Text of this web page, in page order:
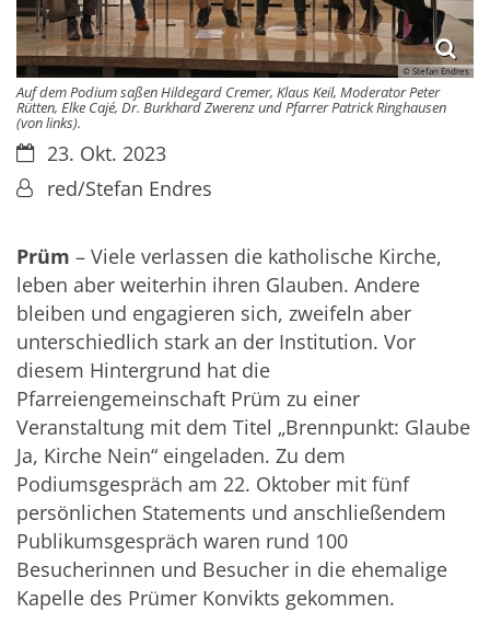
© Stefan Endres
Auf dem Podium saßen Hildegard Cremer, Klaus Keil, Moderator Peter
Rütten, Elke Cajé, Dr. Burkhard Zwerenz und Pfarrer Patrick Ringhausen
(von links).
Datum:23. Okt. 2023
Von:red/Stefan Endres
Prüm – Viele verlassen die katholische Kirche,
leben aber weiterhin ihren Glauben. Andere
bleiben und engagieren sich, zweifeln aber
unterschiedlich stark an der Institution. Vor
diesem Hintergrund hat die
Pfarreiengemeinschaft Prüm zu einer
Veranstaltung mit dem Titel „Brennpunkt: Glaube
Ja, Kirche Nein“ eingeladen. Zu dem
Podiumsgespräch am 22. Oktober mit fünf
persönlichen Statements und anschließendem
Publikumsgespräch waren rund 100
Besucherinnen und Besucher in die ehemalige
Kapelle des Prümer Konvikts gekommen.